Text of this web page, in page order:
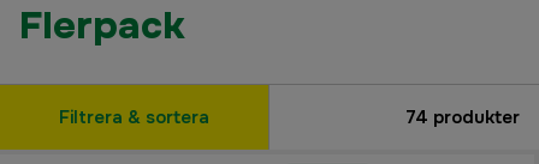
Flerpack
Filtrera & sortera 74 produkter